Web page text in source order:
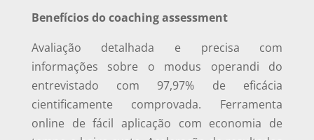
Benefícios do coaching assessment
Avaliação detalhada e precisa com
informações sobre o modus operandi do
entrevistado com 97,97% de eficácia
cientificamente comprovada. Ferramenta
online de fácil aplicação com economia de